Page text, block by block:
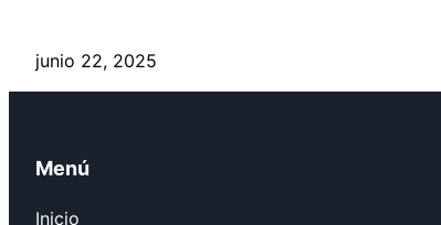
junio 22, 2025
Menú
Inicio